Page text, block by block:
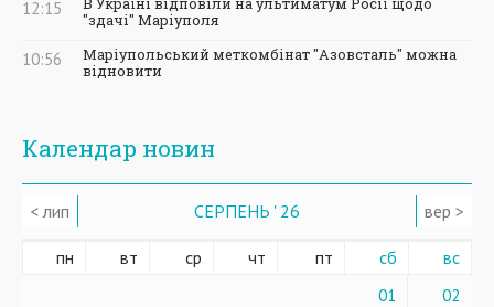
12:15
"здачі" Маріуполя
10:56
Маріупольський меткомбінат "Азовсталь" можна
відновити
Календар новин
< лип СЕРПЕНЬ ' 26 вер >
пн вт ср чт пт сб вс
01
02